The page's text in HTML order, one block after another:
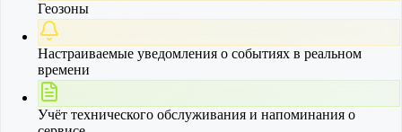
Геозоны
Настраиваемые уведомления о событиях в реальном
времени
Учёт технического обслуживания и напоминания о